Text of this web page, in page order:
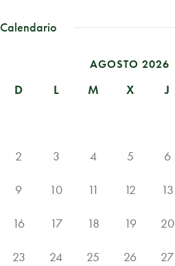
Calendario
AGOSTO 2026
D L M X J
2 3 4 5 6
9 10 11 12 13
16 17 18 19 20
23 24 25 26 27